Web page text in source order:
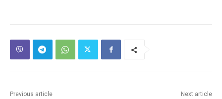
Previous article Next article